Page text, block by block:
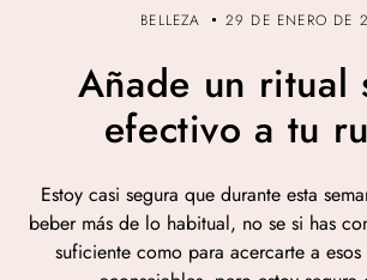
BELLEZA 29 DE ENERO DE
Añade un ritual
efectivo a tu
Estoy casi segura que durante esta
beber más de lo habitual, no se si has
suficiente como para acercarte a